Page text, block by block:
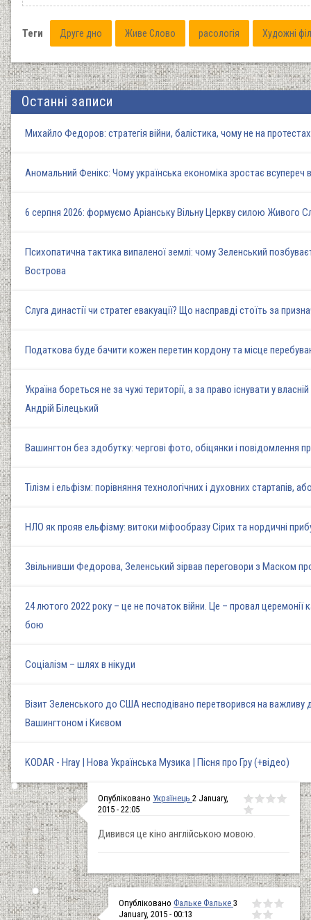
Теги Друге дно Живе Слово расологія Художні
Останні записи
Михайло Федоров: стратегія війни, балістика, чому не на
Аномальний Фенікс: Чому українська економіка зростає всупереч
6 серпня 2026: формуємо Аріанську Вільну Церкву силою Живого
Психопатична тактика випаленої землі: чому Зеленський
Вострова
Слуга династії чи стратег евакуації? Що насправді стоїть за
Податкова буде бачити кожен перетин кордону та місце
Україна бореться не за чужі території, а за право існувати у
Андрій Білецький
Вашингтон без здобутку: чергові фото, обіцянки і повідомлення
Тілізм і ельфізм: порівняння технологічних і духовних стартапів,
НЛО як прояв ельфізму: витоки міфообразу Сірих та нордичні
Звільнивши Федорова, Зеленський зірвав переговори з Маском
24 лютого 2022 року – це не початок війни. Це – провал церемонії
бою
Соціалізм – шлях в нікуди
Візит Зеленського до США несподівано перетворився на
Вашингтоном і Києвом
KODAR - Hray | Нова Українська Музика | Пісня про Гру (+відео)
Опубліковано Українець 2 January,
2015 - 22:05
Дивився це кіно англійською мовою.
Опубліковано Фальке Фальке 3
January, 2015 - 00:13